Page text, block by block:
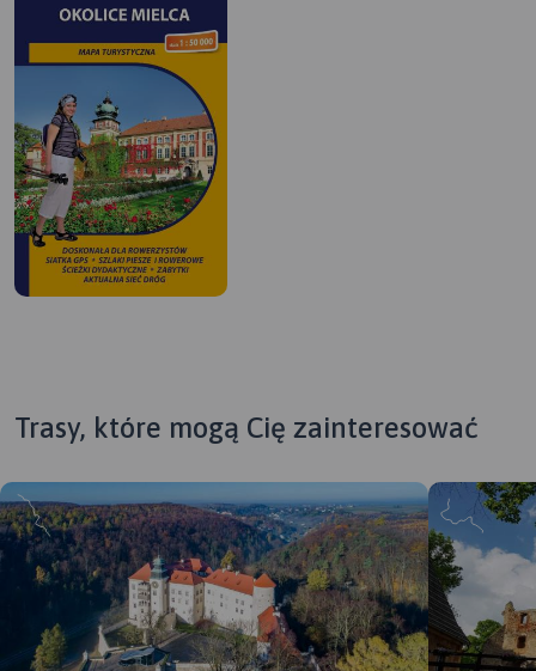
Trasy, które mogą Cię zainteresować